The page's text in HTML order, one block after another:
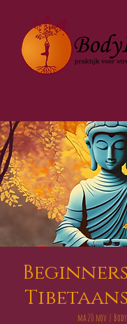
ma 20 nov
  |